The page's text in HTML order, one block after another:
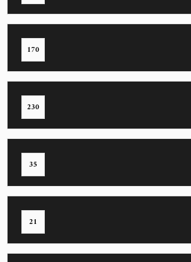
170
230
35
21